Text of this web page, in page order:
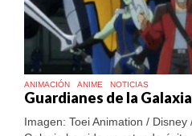
ANIMACIÓN ANIME NOTICIAS
Guardianes de la
Imagen: Toei Animation /